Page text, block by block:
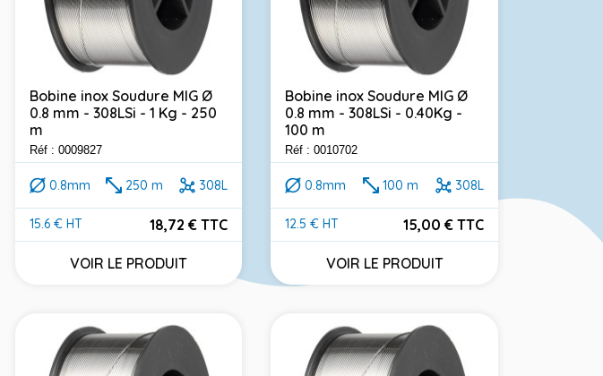
Bobine inox Soudure MIG Ø
0.8 mm - 308LSi - 1 Kg - 250
m
Réf : 0009827
0.8mm 250 m 308L
15.6 € HT
Prix
18,72 € TTC
VOIR LE PRODUIT
Bobine inox Soudure MIG Ø
0.8 mm - 308LSi - 0.40Kg -
100 m
Réf : 0010702
0.8mm 100 m 308L
12.5 € HT
Prix
15,00 € TTC
VOIR LE PRODUIT